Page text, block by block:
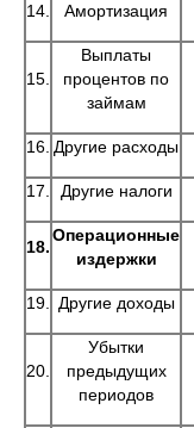
14. Амортизация
15.
Выплаты
процентов по
займам
16. Другие расходы
17. Другие налоги
18.
Операционные
издержки
19. Другие доходы
20.
Убытки
предыдущих
периодов